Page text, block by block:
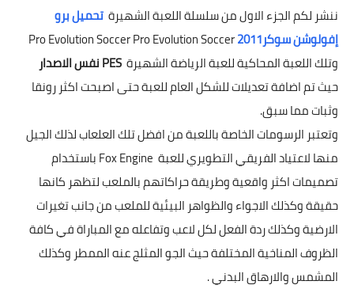
ننشر لكم الجزء الاول من سلسلة اللعبة الشهيرة تحميل برو
إفولوشن سوكر2 011
Pro Evolution Soccer Pro Evolution Soccer
وتلك اللعبة المحاكية للعبة الرياضة الشهيرة PES نفس الاصدار
حيث تم اضافة تعديلات للشكل العام للعبة حتى اصبحت اكثر رونقا
وثبات مما سبق.
وتعتبر الرسومات الخاصة باللعبة من افضل تلك العلعاب لذلك الجيل
منها لاعتياد الفريقي التطويري للعبة Fox Engine باستخدام
تصميمات اكثر واقعية وطريقة حراكاتهم بالملعب لتظهر كانها
حقيقة وكذلك الاجواء والظواهر البيئية للملعب من جانب تغيرات
الارضية وكذلك ردة الفعل لكل لاعب وتفاعله مع المباراة في كافة
الظروف المناخية المختلفة حيث الجو المثلج عنه الممطر وكذلك
المشمس والارهاق البدني .